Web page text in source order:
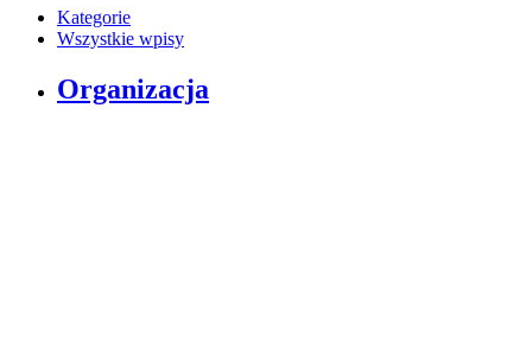
Kategorie
Wszystkie wpisy
Organizacja